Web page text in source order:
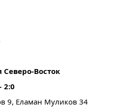
Восток
2:0
9, Еламан Муликов 34